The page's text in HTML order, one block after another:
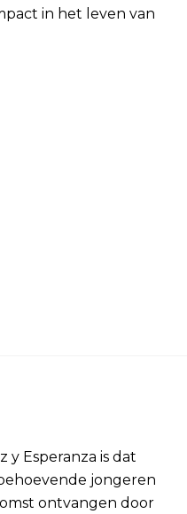
in het leven van
y Esperanza is dat
jongeren
ontvangen door